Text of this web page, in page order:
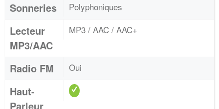
Sonneries Polyphoniques
Lecteur
MP3/AAC
MP3 / AAC / AAC+
Radio FM Oui
Haut-
Parleur